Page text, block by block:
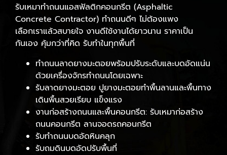
รับเหมาทำถนนแอสฟัลติกคอนกรีต (Asphaltic
Concrete Contractor) ทำถนนดีๆ ไม่ต้องแพง
เลือกเราแล้วสบายใจ งานดีใช้งานได้ยาวนาน ราคาเป็น
กันเอง คุ้มกว่าที่คิด รับทำในทุกพื้นที่
ทำถนนลาดยางมะตอยพร้อมปรับระดับและบดอัดแน่น
ด้วยเครื่องจักรทำถนนโดยเฉพาะ
รับลาดยางมะตอย ปูยางมะตอยทำพื้นลานและพื้นทาง
เดินพื้นสวยเรียบ แข็งแรง
งานก่อสร้างถนนและพื้นคอนกรีต: รับเหมาก่อสร้าง
ถนนคอนกรีต ลานจอดรถคอนกรีต
รับทำถนนบดอัดหินคลุก
รับถมดินบดอัดปรับพื้นที่